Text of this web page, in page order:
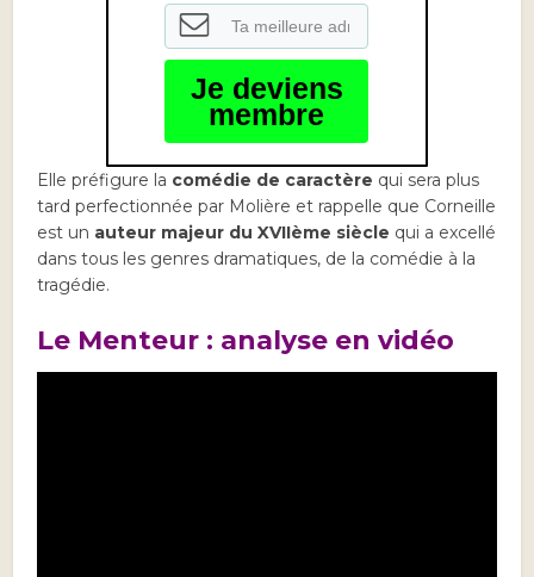
Je deviens
membre
Elle préfigure la comédie de caractère qui sera plus
tard perfectionnée par Molière et rappelle que Corneille
est un auteur majeur du XVIIème siècle qui a excellé
dans tous les genres dramatiques, de la comédie à la
tragédie.
Le Menteur : analyse en vidéo